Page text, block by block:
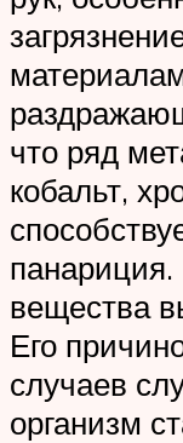
что ряд
кобальт,
вещества
Его
случаев
организм